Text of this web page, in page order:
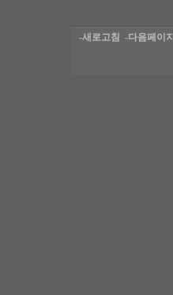
-새로고침 -다음페이지